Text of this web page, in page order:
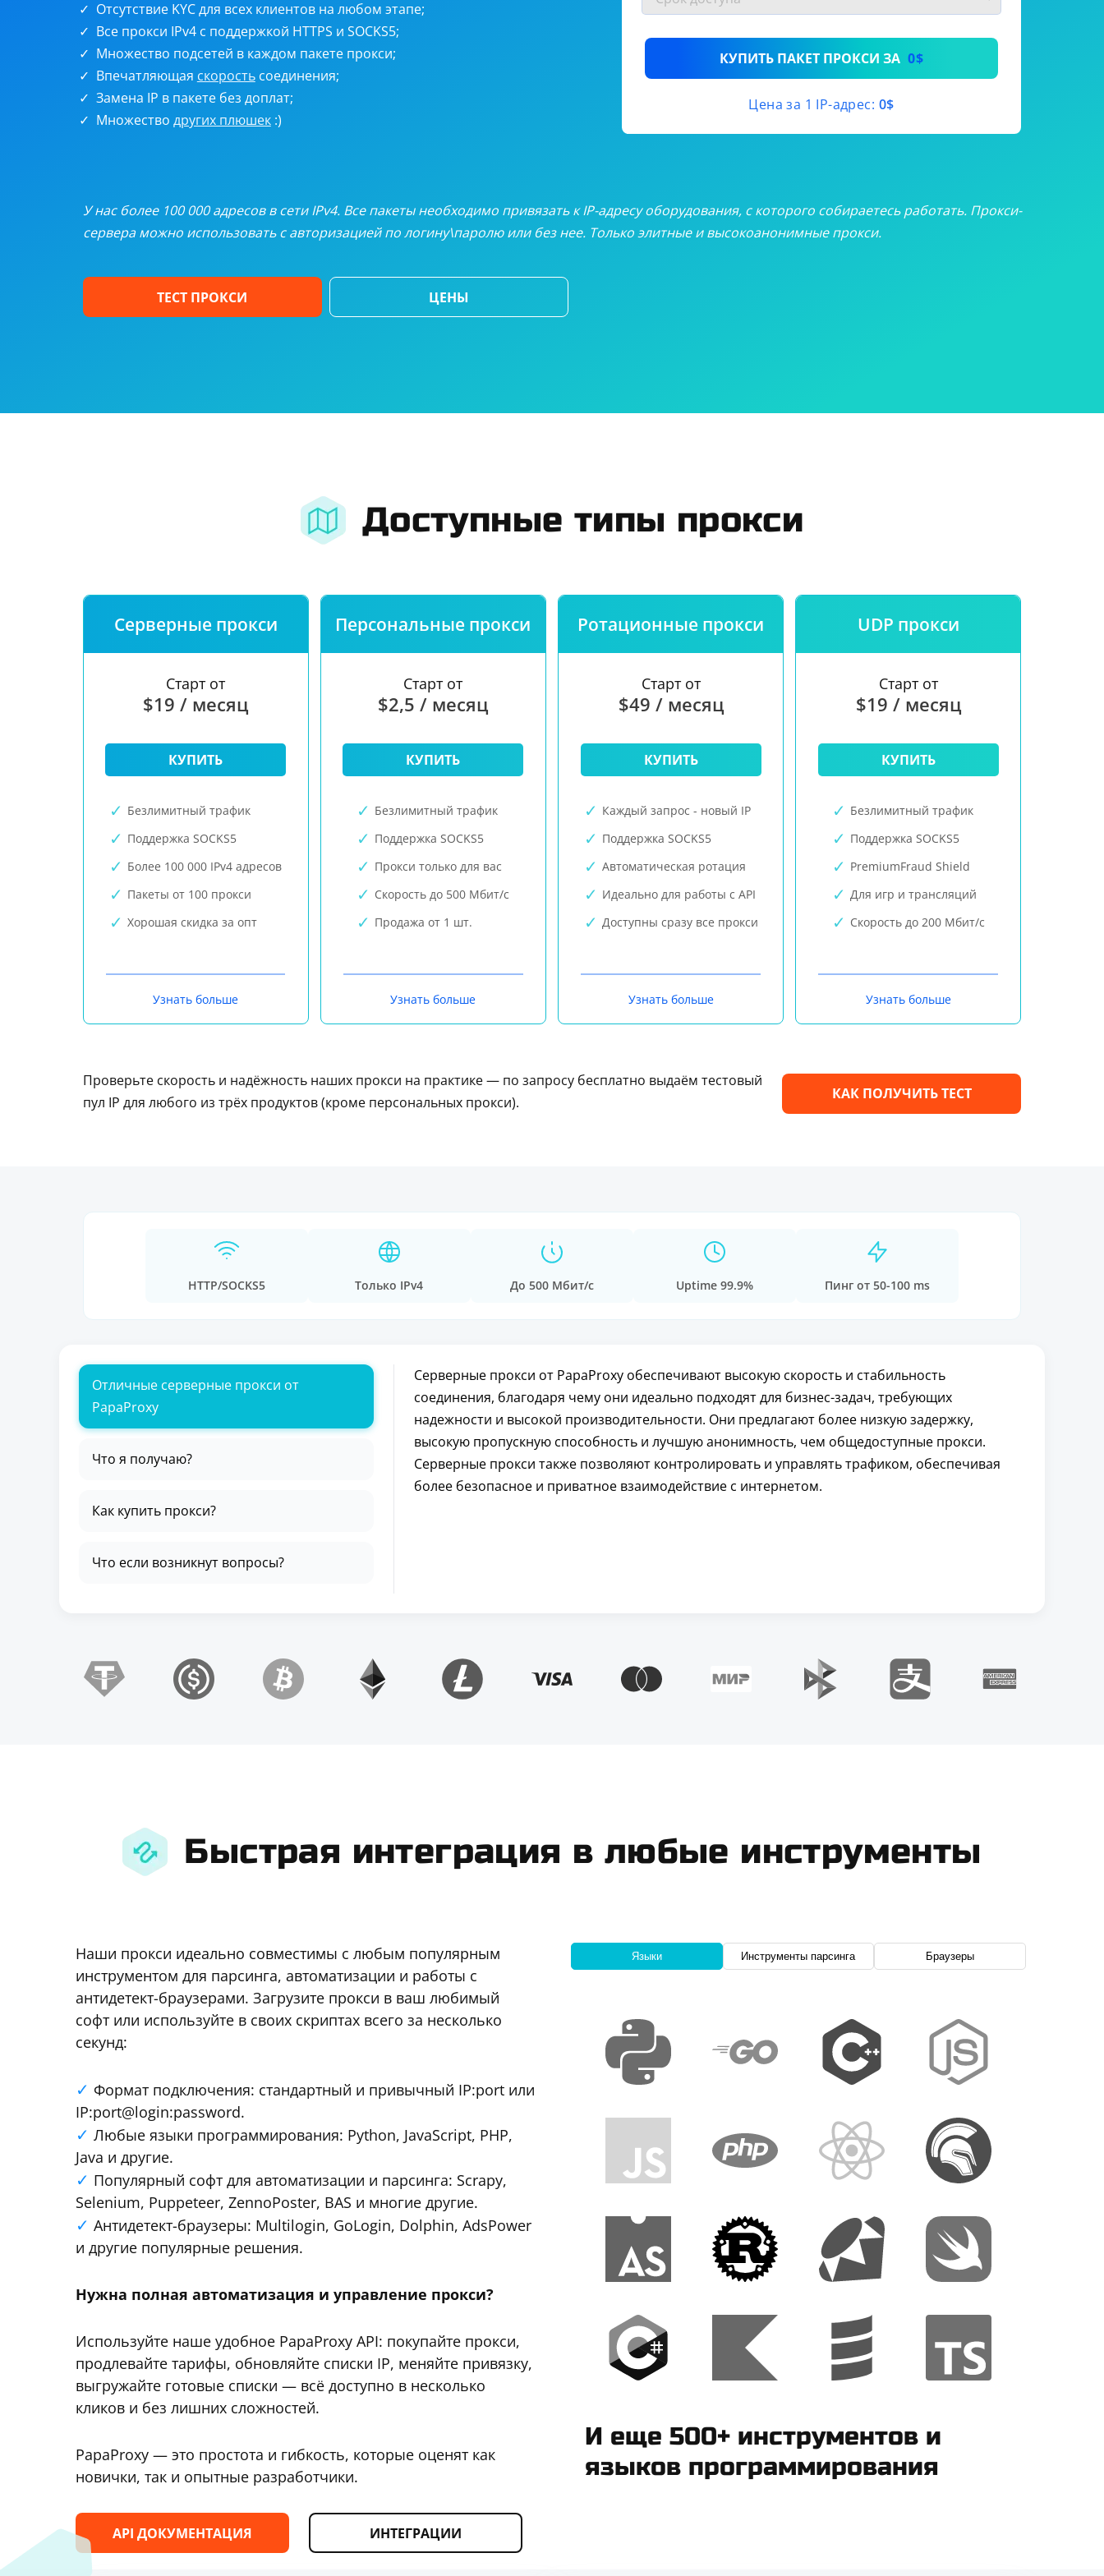
Статические резидентные прокси $33/месяц
/месяц
Отсутствие KYC для всех клиентов на любом этапе;
Все прокси IPv4 с поддержкой HTTPS и SOCKS5;
Множество подсетей в каждом пакете прокси;
Впечатляющая скоростьсоединения;
Замена IP в пакете без доплат;
Множество других плюшек:)
КУПИТЬ ПАКЕТ ПРОКСИ ЗА 0$
Цена за 1 IP-адрес: 0$
У нас более 100 000 адресов в сети IPv4. Все пакеты необходимо привязать к IP-адресу оборудования, с которого собираетесь работать. Прокси-
сервера можно использовать с авторизацией по логину\паролю или без нее. Только элитные и высокоанонимные прокси.
ТЕСТ ПРОКСИ ЦЕНЫ
Доступные типы прокси
Серверные прокси
Старт от
$19 / месяц
КУПИТЬ
Безлимитный трафик
Поддержка SOCKS5
Более 100 000 IPv4 адресов
Пакеты от 100 прокси
Хорошая скидка за опт
Узнать больше
Персональные прокси
Старт от
$2,5 / месяц
КУПИТЬ
Безлимитный трафик
Поддержка SOCKS5
Прокси только для вас
Скорость до 500 Мбит/с
Продажа от 1 шт.
Узнать больше
Ротационные прокси
Старт от
$49 / месяц
КУПИТЬ
Каждый запрос - новый IP
Поддержка SOCKS5
Автоматическая ротация
Идеально для работы с API
Доступны сразу все прокси
Узнать больше
UDP прокси
Старт от
$19 / месяц
КУПИТЬ
Безлимитный трафик
Поддержка SOCKS5
PremiumFraud Shield
Для игр и трансляций
Скорость до 200 Мбит/с
Узнать больше
Проверьте скорость и надёжность наших прокси на практике — по запросу бесплатно выдаём тестовый
пул IP для любого из трёх продуктов (кроме персональных прокси).
КАК ПОЛУЧИТЬ ТЕСТ
HTTP/SOCKS5 Только IPv4 До 500 Мбит/с Uptime 99.9% Пинг от 50-100 ms
Отличные серверные прокси от
PapaProxy
Что я получаю?
Как купить прокси?
Что если возникнут вопросы?
Серверные прокси от PapaProxy обеспечивают высокую скорость и стабильность
соединения, благодаря чему они идеально подходят для бизнес-задач, требующих
надежности и высокой производительности. Они предлагают более низкую задержку,
высокую пропускную способность и лучшую анонимность, чем общедоступные прокси.
Серверные прокси также позволяют контролировать и управлять трафиком, обеспечивая
более безопасное и приватное взаимодействие с интернетом.
Быстрая интеграция в любые инструменты
Наши прокси идеально совместимы с любым популярным
инструментом для парсинга, автоматизации и работы с
антидетект-браузерами. Загрузите прокси в ваш любимый
софт или используйте в своих скриптах всего за несколько
секунд:
Формат подключения: стандартный и привычный IP:port или
IP:port@login:password.
Любые языки программирования: Python, JavaScript, PHP,
Java и другие.
Популярный софт для автоматизации и парсинга: Scrapy,
Selenium, Puppeteer, ZennoPoster, BAS и многие другие.
Антидетект-браузеры: Multilogin, GoLogin, Dolphin, AdsPower
и другие популярные решения.
Нужна полная автоматизация и управление прокси?
Используйте наше удобное PapaProxy API: покупайте прокси,
продлевайте тарифы, обновляйте списки IP, меняйте привязку,
выгружайте готовые списки — всё доступно в несколько
кликов и без лишних сложностей.
PapaProxy — это простота и гибкость, которые оценят как
новички, так и опытные разработчики.
API ДОКУМЕНТАЦИЯ ИНТЕГРАЦИИ
Языки Инструменты парсинга Браузеры
И еще 500+ инструментов и
языков программирования